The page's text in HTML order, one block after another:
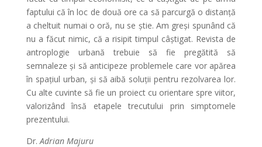
faptului că în loc de două ore ca să parcurgă o distanţă
a cheltuit numai o oră, nu se ştie. Am greşi spunând că
nu a făcut nimic, că a risipit timpul câştigat. Revista de
antroplogie urbană trebuie să fie pregătită să
semnaleze şi să anticipeze problemele care vor apărea
în spaţiul urban, şi să aibă soluţii pentru rezolvarea lor.
Cu alte cuvinte să fie un proiect cu orientare spre viitor,
valorizând însă etapele trecutului prin simptomele
prezentului.
Dr. Adrian Majuru